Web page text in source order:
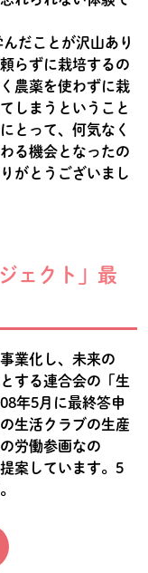
だことが沢山あり
らずに栽培するの
農薬を使わずに栽
しまうということ
とって、何気なく
る機会となったの
がとうございまし
ェクト」最
業化し、未来の
する連合会の「生
年5月に最終答申
生活クラブの生産
労働参画なの
案しています。5
。